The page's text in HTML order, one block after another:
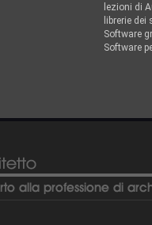
lezioni di
librerie dei
Software
Software